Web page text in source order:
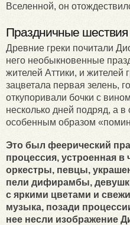
Вселенной, он
Праздничные
Древние греки почитали
него необыкновенные
жителей Аттики, и жителей
зацветала первая зелень,
откупоривали бочки с
несколько дней подряд, а
особенным образом
Это был феерический
процессия, устроенная
оркестры, певцы,
пели дифирамбы,
с яркими цветами и
музыка, позади
нее несли изображение